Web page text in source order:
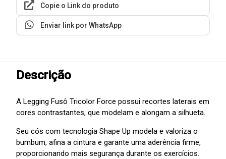
Copie o Link do produto
Enviar link por WhatsApp
Descrição
A Legging Fusô Tricolor Force possui recortes laterais em
cores contrastantes, que modelam e alongam a silhueta.
Seu cós com tecnologia Shape Up modela e valoriza o
bumbum, afina a cintura e garante uma aderência firme,
proporcionando mais segurança durante os exercícios.